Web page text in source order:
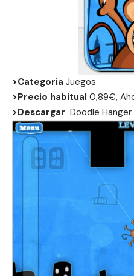
>Categoria Juegos
>Precio habitual 0,89€,
>Descargar Doodle Hanger